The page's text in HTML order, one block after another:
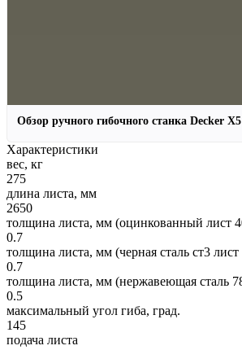
Обзор ручного гибочного станка Decker
Характеристики
вес, кг
275
длина листа, мм
2650
толщина листа, мм (оцинкованный лист
0.7
толщина листа, мм (черная сталь ст3
0.7
толщина листа, мм (нержавеющая сталь
0.5
максимальный угол гиба, град.
145
подача листа